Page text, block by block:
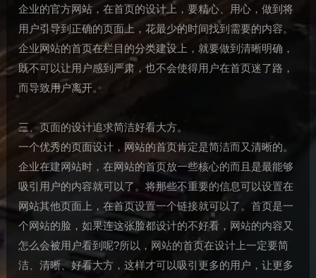
企业的官方网站，在首页的设计上，要精心、用心，做到将
用户引导到正确的页面上，花最少的时间找到需要的内容。
企业网站的首页在栏目的分类建设上，就要做到清晰明确，
既不可以让用户感到严肃，也不会使得用户在首页迷了路，
而导致用户离开。
三、页面的设计追求简洁好看大方。
一个优秀的页面设计，网站的首页肯定是简洁而又清晰的。
企业在建网站时，在网站的首页放一些核心的而且是最能够
吸引用户的内容就可以了。将那些不重要的信息可以设置在
网站其他页面上，在首页设置一个链接就可以了。首页是一
个网站的脸，如果连这张脸都设计的不好看，网站的内容又
怎么会被用户看到呢?所以，网站的首页在设计上一定要简
洁、清晰、好看大方，这样才可以吸引更多的用户，让更多